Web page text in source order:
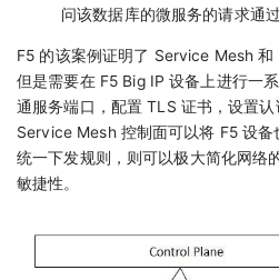
问该数据库的微服务的请求通过
F5 的该案例证明了 Service Mesh 和
但是需要在 F5 Big IP 设备上进行一
通服务端口，配置 TLS 证书，设置
Service Mesh 控制面可以将 F5 设
统一下发规则，则可以极大简化网络
敏捷性。